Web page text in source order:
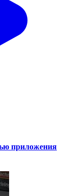
приложения